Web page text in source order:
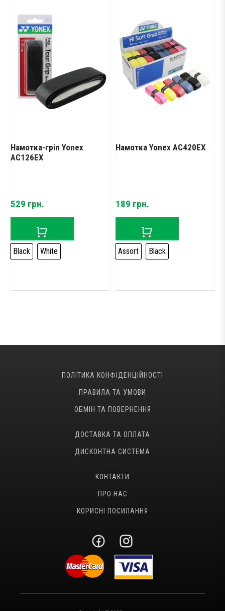
Yonex Намотка Yonex AC420EX
Присипка для
ПОЛІТИКА КОНФІДЕНЦІЙНОСТІ
ПРАВИЛА ТА УМОВИ
ОБМІН ТА ПОВЕРНЕННЯ
ДОСТАВКА ТА ОПЛАТА
ДИСКОНТНА СИСТЕМА
КОНТАКТИ
ПРО НАС
КОРИСНІ ПОСИЛАННЯ